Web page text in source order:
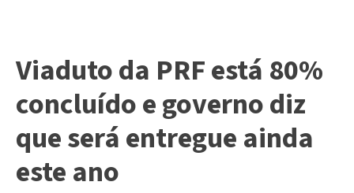
Viaduto da PRF está 80%
concluído e governo diz
que será entregue ainda
este ano